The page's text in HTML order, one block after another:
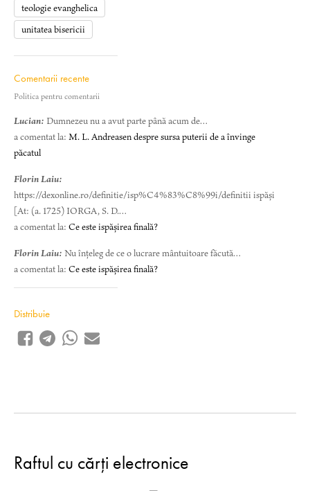
teologie evanghelica
unitatea bisericii
Comentarii recente
Politica pentru comentarii
Lucian: Dumnezeu nu a avut parte până acum de…
a comentat la: M. L. Andreasen despre sursa puterii de a învinge
păcatul
Florin Laiu:
https://dexonline.ro/definitie/isp%C4%83%C8%99i/definitii ispăși
[At: (a. 1725) IORGA, S. D.…
a comentat la: Ce este ispășirea finală?
Florin Laiu: Nu înțeleg de ce o lucrare mântuitoare făcută…
a comentat la: Ce este ispășirea finală?
Distribuie
Raftul cu cărți electronice